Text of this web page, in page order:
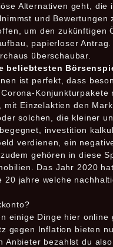
Alternativen geht,
und
um den
papierloser
überschaubar.
beliebtesten
ist perfekt, dass
mit Einzelaktien den
solchen, die kleiner
investition
verdienen, ein
gehören in diese
Das Jahr 2020
20 jahre welche
einige Dinge hier
gegen Inflation bieten
Anbieter bezahlst du